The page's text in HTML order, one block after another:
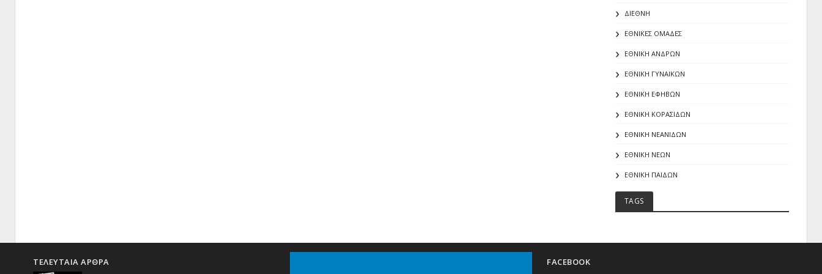
ΔΙΕΘΝΗ
ΕΘΝΙΚΕΣ ΟΜΑΔΕΣ
ΕΘΝΙΚΗ ΑΝΔΡΩΝ
ΕΘΝΙΚΗ ΓΥΝΑΙΚΩΝ
ΕΘΝΙΚΗ ΕΦΗΒΩΝ
ΕΘΝΙΚΗ ΚΟΡΑΣΙΔΩΝ
ΕΘΝΙΚΗ ΝΕΑΝΙΔΩΝ
ΕΘΝΙΚΗ ΝΕΩΝ
ΕΘΝΙΚΗ ΠΑΙΔΩΝ
TAGS
ΤΕΛΕΥΤΑΙΑ ΑΡΘΡΑ FACEBOOK